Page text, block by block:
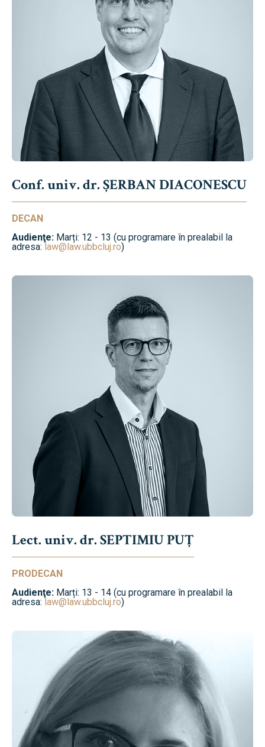
Conf. univ. dr. ȘERBAN DIACONESCU
DECAN
Audienţe: Marți: 12 - 13 (cu programare în prealabil la
adresa:law@law.ubbcluj.ro)
Lect. univ. dr. SEPTIMIU PUȚ
PRODECAN
Audienţe: Marți: 13 - 14 (cu programare în prealabil la
adresa:law@law.ubbcluj.ro)